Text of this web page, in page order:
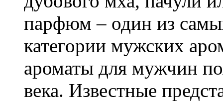
парфюм – один из
категории мужских
ароматы для мужчин
века. Известные